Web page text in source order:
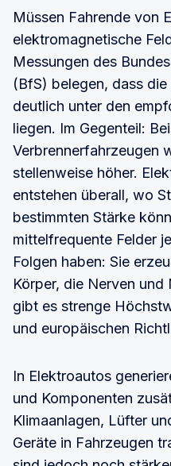
Müssen Fahrende von
elektromagnetische
Messungen des
(BfS) belegen, dass
deutlich unter den
liegen. Im Gegenteil:
Verbrennerfahrzeugen
stellenweise höher.
entstehen überall, wo
bestimmten Stärke
mittelfrequente Felder
Folgen haben: Sie
Körper, die Nerven
gibt es strenge
und europäischen
In Elektroautos
und Komponenten
Klimaanlagen, Lüfter
Geräte in Fahrzeugen